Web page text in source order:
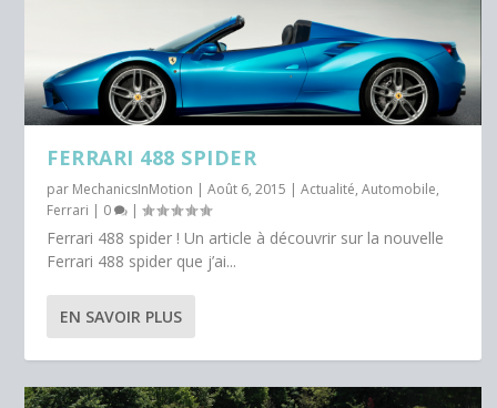
FERRARI 488 SPIDER
par MechanicsInMotion |Août 6, 2015 |Actualité,Automobile,
Ferrari | 0 |
Ferrari 488 spider ! Un article à découvrir sur la nouvelle
Ferrari 488 spider que j’ai...
EN SAVOIR PLUS